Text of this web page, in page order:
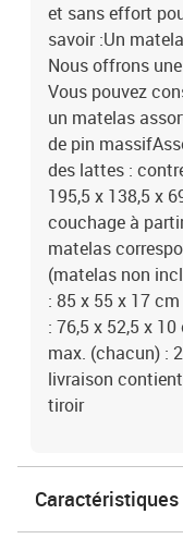
et sans effort
savoir :Un
Nous offrons
Vous pouvez
un matelas
de pin
des lattes :
195,5 x 138,5 x
couchage à
matelas
(matelas non
: 85 x 55 x 17
: 76,5 x 52,5 x
max. (chacun) :
livraison
tiroir
Caractéristiques